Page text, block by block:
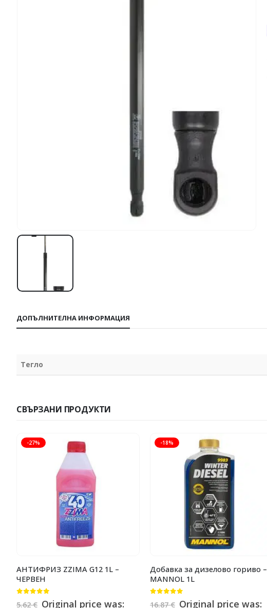
ДОПЪЛНИТЕЛНА ИНФОРМАЦИЯ
Тегло
СВЪРЗАНИ ПРОДУКТИ
-27%
АНТИФРИЗ ZZIMA G12 1L –
ЧЕРВЕН
5.62€ Original price was:
-18%
Добавка за дизелово гориво –
MANNOL 1L
16.87€ Original price was: